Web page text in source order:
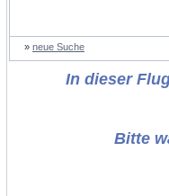
» neue Suche
In dieser
Bitte